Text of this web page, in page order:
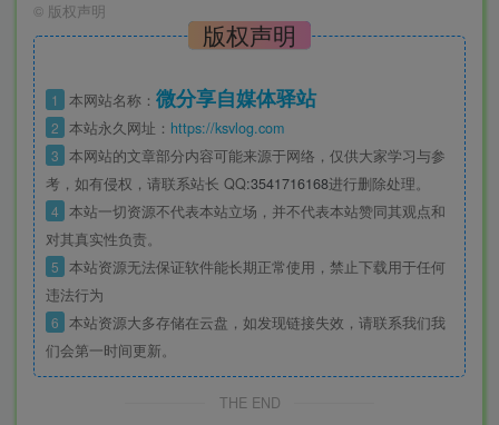
© 版权声明
版权声明
1 本网站名称： 微分享自媒体驿站
2 本站永久网址： https://ksvlog.com
3 本网站的文章部分内容可能来源于网络，仅供大家学习与参
考，如有侵权，请联系站长 QQ:3541716168进行删除处理。
4 本站一切资源不代表本站立场，并不代表本站赞同其观点和
对其真实性负责。
5 本站资源无法保证软件能长期正常使用，禁止下载用于任何
违法行为
6 本站资源大多存储在云盘，如发现链接失效，请联系我们我
们会第一时间更新。
THE END